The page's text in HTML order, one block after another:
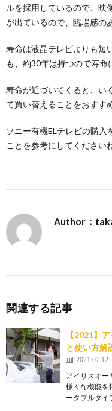
ルを採用しているので、映
が出ているので、臨場感の
寿命は液晶テレビよりも短
も、約30年は持つので寿命
寿命が近づいてくると、い
て買い替えることをおすす
ソニー有機ELテレビの購
ことを参考にしてくださいね
Author：
関連する記事
【2021】
と使い方解
2021.07.12
アイリスオー
様々な機能を
ータブルタ